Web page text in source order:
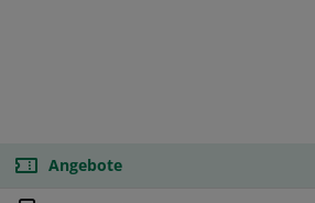
Angebote